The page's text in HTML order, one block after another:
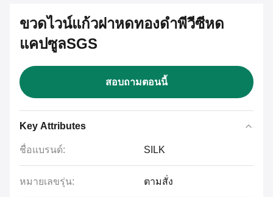
ขวดไวน์แก้วฝาหดทองดำพีวีซีหด
แคปซูลSGS
สอบถามตอนนี้
Key Attributes
ชื่อแบรนด์: SILK
หมายเลขรุ่น: ตามสั่ง